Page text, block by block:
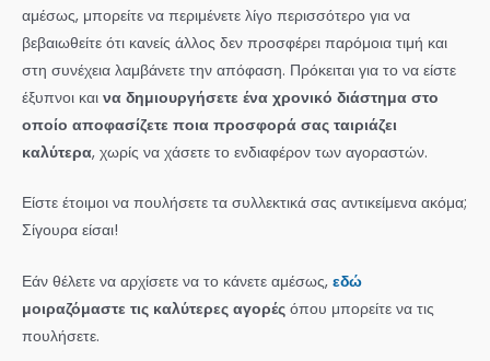
αμέσως, μπορείτε να περιμένετε λίγο περισσότερο για να
βεβαιωθείτε ότι κανείς άλλος δεν προσφέρει παρόμοια τιμή και
στη συνέχεια λαμβάνετε την απόφαση. Πρόκειται για το να είστε
έξυπνοι και να δημιουργήσετε ένα χρονικό διάστημα στο
οποίο αποφασίζετε ποια προσφορά σας ταιριάζει
καλύτερα, χωρίς να χάσετε το ενδιαφέρον των αγοραστών.
Είστε έτοιμοι να πουλήσετε τα συλλεκτικά σας αντικείμενα ακόμα;
Σίγουρα είσαι!
Εάν θέλετε να αρχίσετε να το κάνετε αμέσως, εδώ
μοιραζόμαστε τις καλύτερες αγορές όπου μπορείτε να τις
πουλήσετε.